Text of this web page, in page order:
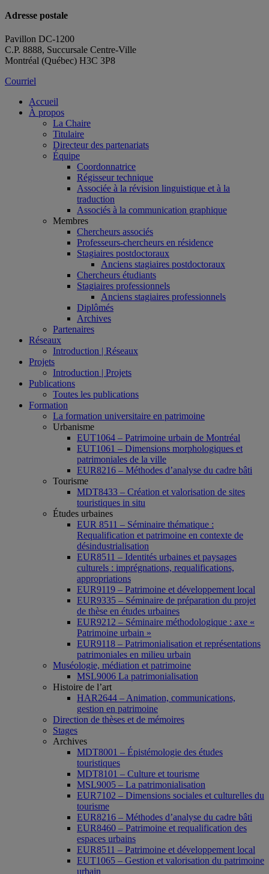
Adresse postale
Pavillon DC-1200
C.P. 8888, Succursale Centre-Ville
Montréal (Québec) H3C 3P8
Courriel
Accueil
À propos
La Chaire
Titulaire
Directeur des partenariats
Équipe
Coordonnatrice
Régisseur technique
Associée à la révision linguistique et à la
traduction
Associés à la communication graphique
Membres
Chercheurs associés
Professeurs-chercheurs en résidence
Stagiaires postdoctoraux
Anciens stagiaires postdoctoraux
Chercheurs étudiants
Stagiaires professionnels
Anciens stagiaires professionnels
Diplômés
Archives
Partenaires
Réseaux
Introduction | Réseaux
Projets
Introduction | Projets
Publications
Toutes les publications
Formation
La formation universitaire en patrimoine
Urbanisme
EUT1064 – Patrimoine urbain de Montréal
EUT1061 – Dimensions morphologiques et
patrimoniales de la ville
EUR8216 – Méthodes d’analyse du cadre bâti
Tourisme
MDT8433 – Création et valorisation de sites
touristiques in situ
Études urbaines
EUR 8511 – Séminaire thématique :
Requalification et patrimoine en contexte de
désindustrialisation
EUR8511 – Identités urbaines et paysages
culturels : imprégnations, requalifications,
appropriations
EUR9119 – Patrimoine et développement local
EUR9335 – Séminaire de préparation du projet
de thèse en études urbaines
EUR9212 – Séminaire méthodologique : axe «
Patrimoine urbain »
EUR9118 – Patrimonialisation et représentations
patrimoniales en milieu urbain
Muséologie, médiation et patrimoine
MSL9006 La patrimonialisation
Histoire de l’art
HAR2644 – Animation, communications,
gestion en patrimoine
Direction de thèses et de mémoires
Stages
Archives
MDT8001 – Épistémologie des études
touristiques
MDT8101 – Culture et tourisme
MSL9005 – La patrimonialisation
EUR7102 – Dimensions sociales et culturelles du
tourisme
EUR8216 – Méthodes d’analyse du cadre bâti
EUR8460 – Patrimoine et requalification des
espaces urbains
EUR8511 – Patrimoine et développement local
EUT1065 – Gestion et valorisation du patrimoine
urbain